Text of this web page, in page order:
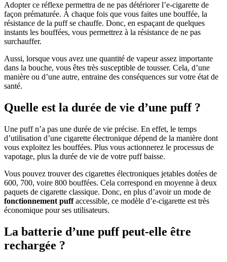
Adopter ce réflexe permettra de ne pas détériorer l’e-cigarette de
façon prématurée. À chaque fois que vous faites une bouffée, la
résistance de la puff se chauffe. Donc, en espaçant de quelques
instants les bouffées, vous permettrez à la résistance de ne pas
surchauffer.
Aussi, lorsque vous avez une quantité de vapeur assez importante
dans la bouche, vous êtes très susceptible de tousser. Cela, d’une
manière ou d’une autre, entraine des conséquences sur votre état de
santé.
Quelle est la durée de vie d’une puff ?
Une puff n’a pas une durée de vie précise. En effet, le temps
d’utilisation d’une cigarette électronique dépend de la manière dont
vous exploitez les bouffées. Plus vous actionnerez le processus de
vapotage, plus la durée de vie de votre puff baisse.
Vous pouvez trouver des cigarettes électroniques jetables dotées de
600, 700, voire 800 bouffées. Cela correspond en moyenne à deux
paquets de cigarette classique. Donc, en plus d’avoir un mode de
fonctionnement puffaccessible, ce modèle d’e-cigarette est très
économique pour ses utilisateurs.
La batterie d’une puff peut-elle être
rechargée ?